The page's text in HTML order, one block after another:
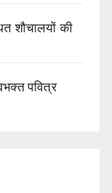
शौचालयों की
पवित्र